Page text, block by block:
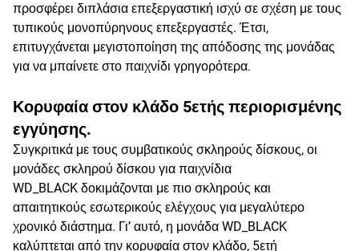
προσφέρει διπλάσια επεξεργαστική ισχύ σε σχέση με τους
τυπικούς μονοπύρηνους επεξεργαστές. Έτσι,
επιτυγχάνεται μεγιστοποίηση της απόδοσης της μονάδας
για να μπαίνετε στο παιχνίδι γρηγορότερα.
Κορυφαία στον κλάδο 5ετής περιορισμένης
εγγύησης.
Συγκριτικά με τους συμβατικούς σκληρούς δίσκους, οι
μονάδες σκληρού δίσκου για παιχνίδια
WD_BLACK δοκιμάζονται με πιο σκληρούς και
απαιτητικούς εσωτερικούς ελέγχους για μεγαλύτερο
χρονικό διάστημα. Γι’ αυτό, η μονάδα WD_BLACK
καλύπτεται από την κορυφαία στον κλάδο, 5ετή